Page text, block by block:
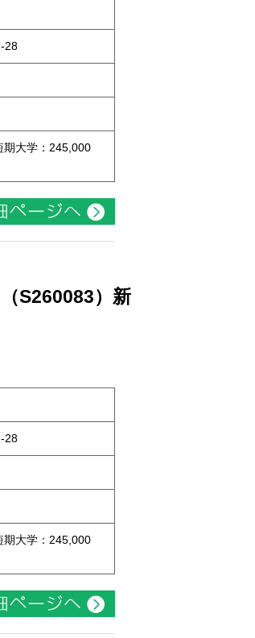
28
大学：245,000
S260083）新
28
大学：245,000